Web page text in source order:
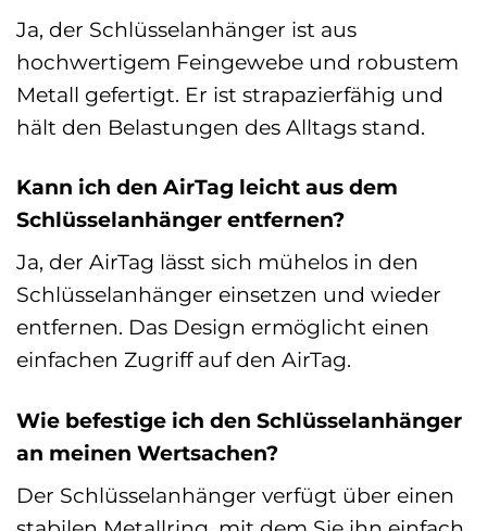
Ja, der Schlüsselanhänger ist aus
hochwertigem Feingewebe und robustem
Metall gefertigt. Er ist strapazierfähig und
hält den Belastungen des Alltags stand.
Kann ich den AirTag leicht aus dem
Schlüsselanhänger entfernen?
Ja, der AirTag lässt sich mühelos in den
Schlüsselanhänger einsetzen und wieder
entfernen. Das Design ermöglicht einen
einfachen Zugriff auf den AirTag.
Wie befestige ich den Schlüsselanhänger
an meinen Wertsachen?
Der Schlüsselanhänger verfügt über einen